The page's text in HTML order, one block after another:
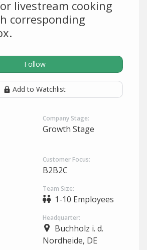
livestream cooking
corresponding
Follow
Add to Watchlist
Company Stage:
Growth Stage
Customer Focus:
B2B2C
Team Size:
1-10 Employees
Headquarter:
Buchholz i. d.
Nordheide, DE